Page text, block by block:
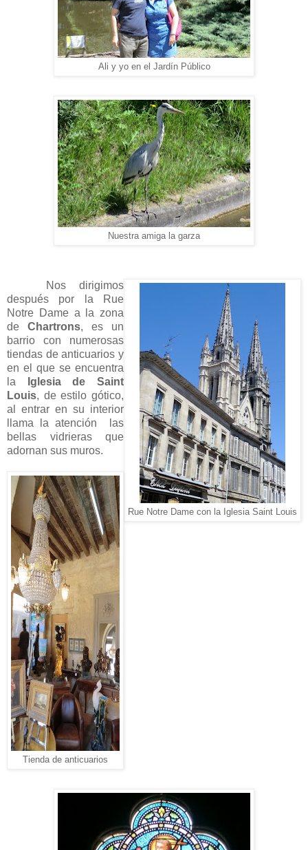
Ali y yo en el Jardín Público
Nuestra amiga la garza
Rue Notre Dame con la Iglesia Saint Louis
Nos dirigimos
después por la Rue
Notre Dame a la zona
de Chartrons, es un
barrio con numerosas
tiendas de anticuarios y
en el que se encuentra
la Iglesia de Saint
Louis, de estilo gótico,
al entrar en su interior
llama la atención las
bellas vidrieras que
adornan sus muros.
Tienda de anticuarios